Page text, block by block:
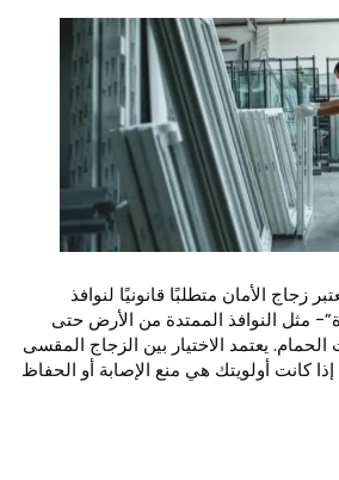
الأمان متطلبًا قانونيًا لنوافذ
مثل النوافذ الممتدة من الأرض حتى
يعتمد الاختيار بين الزجاج المقسى
كانت أولويتك هي منع الإصابة أو الحفاظ